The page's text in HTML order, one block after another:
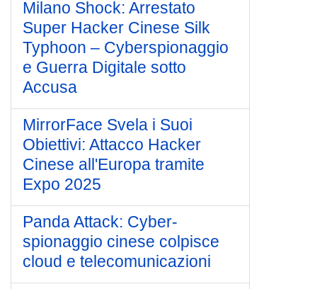
Milano Shock: Arrestato
Super Hacker Cinese Silk
Typhoon – Cyberspionaggio
e Guerra Digitale sotto
Accusa
MirrorFace Svela i Suoi
Obiettivi: Attacco Hacker
Cinese all'Europa tramite
Expo 2025
Panda Attack: Cyber-
spionaggio cinese colpisce
cloud e telecomunicazioni